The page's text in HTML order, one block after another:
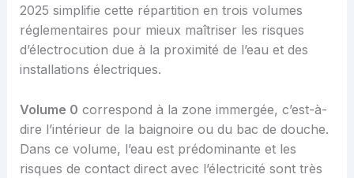
2025 simplifie cette répartition en trois volumes
réglementaires pour mieux maîtriser les risques
d’électrocution due à la proximité de l’eau et des
installations électriques.
Volume 0 correspond à la zone immergée, c’est-à-
dire l’intérieur de la baignoire ou du bac de douche.
Dans ce volume, l’eau est prédominante et les
risques de contact direct avec l’électricité sont très